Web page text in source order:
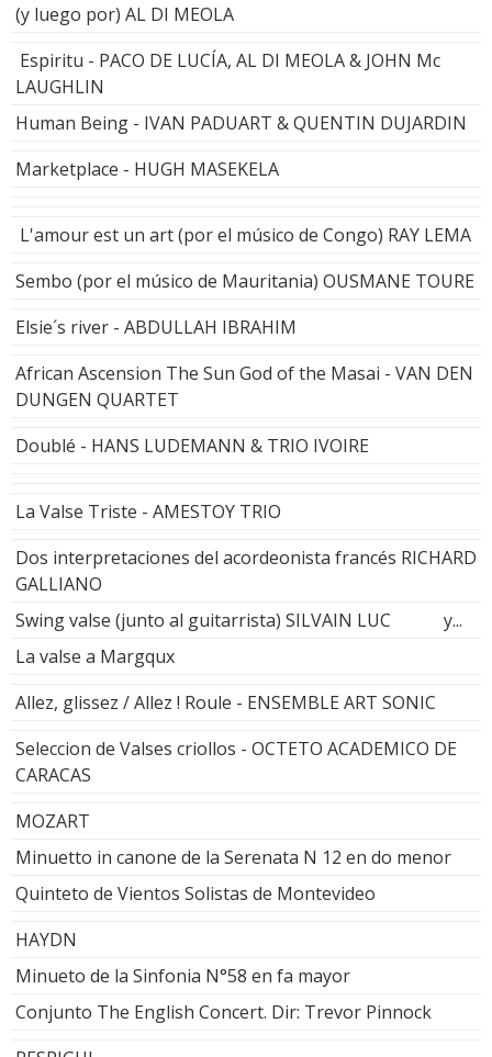
(y luego por) AL DI MEOLA
Espiritu - PACO DE LUCÍA, AL DI MEOLA & JOHN Mc
LAUGHLIN
Human Being - IVAN PADUART & QUENTIN DUJARDIN
Marketplace - HUGH MASEKELA
L'amour est un art (por el músico de Congo) RAY LEMA
Sembo (por el músico de Mauritania) OUSMANE TOURE
Elsie´s river - ABDULLAH IBRAHIM
African Ascension The Sun God of the Masai - VAN DEN
DUNGEN QUARTET
Doublé - HANS LUDEMANN & TRIO IVOIRE
La Valse Triste - AMESTOY TRIO
Dos interpretaciones del acordeonista francés RICHARD
GALLIANO
Swing valse (junto al guitarrista) SILVAIN LUC y...
La valse a Margqux
Allez, glissez / Allez ! Roule - ENSEMBLE ART SONIC
Seleccion de Valses criollos - OCTETO ACADEMICO DE
CARACAS
MOZART
Minuetto in canone de la Serenata N 12 en do menor
Quinteto de Vientos Solistas de Montevideo
HAYDN
Minueto de la Sinfonia N°58 en fa mayor
Conjunto The English Concert. Dir: Trevor Pinnock